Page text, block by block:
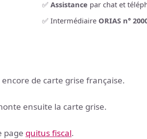
✅ Assistance par chat et
✅ Intermédiaire ORIAS n°
de carte grise française.
ensuite la carte grise.
page quitus fiscal.